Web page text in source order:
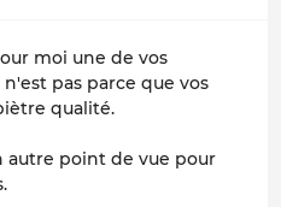
moi une de vos
pas parce que vos
qualité.
autre point de vue pour